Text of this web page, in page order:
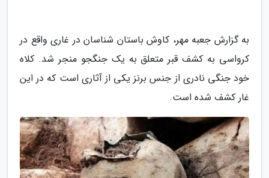
به گزارش جعبه مهر، کاوش باستان شناسان در غاری واقع در
کرواسی به کشف قبر متعلق به یک جنگجو منجر شد. کلاه
خود جنگی نادری از جنس برنز یکی از آثاری است که در این
غار کشف شده است.